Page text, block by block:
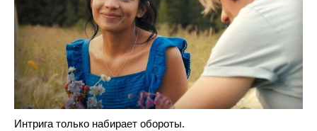
Интрига только набирает обороты.